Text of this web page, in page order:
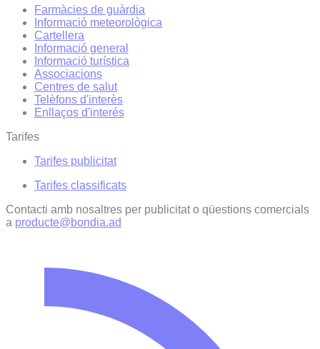
Farmàcies de guàrdia
Informació meteorològica
Cartellera
Informació general
Informació turística
Associacions
Centres de salut
Telèfons d'interès
Enllaços d'interés
Tarifes
Tarifes publicitat
Tarifes classificats
Contacti amb nosaltres per publicitat o qüestions comercials
a producte@bondia.ad